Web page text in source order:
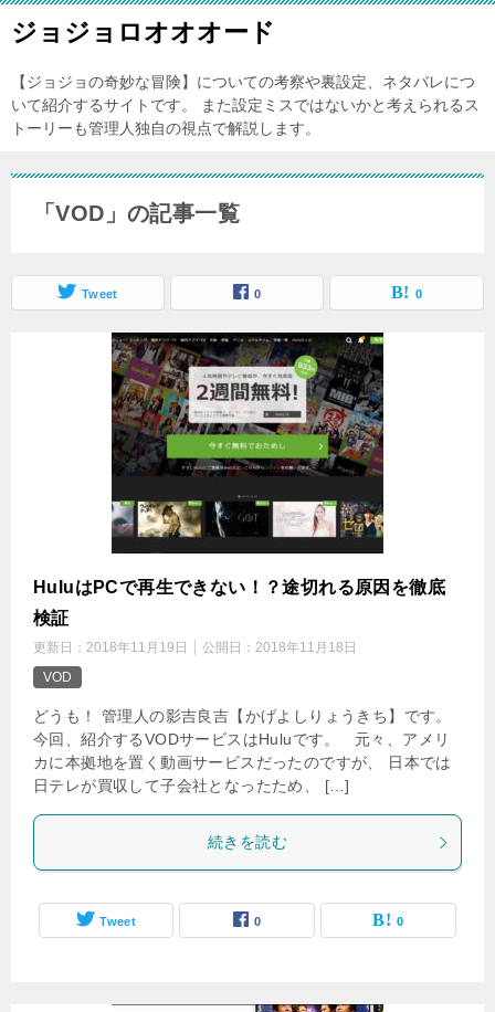
ジョジョロオオオード
【ジョジョの奇妙な冒険】についての考察や裏設定、ネタバレにつ
いて紹介するサイトです。 また設定ミスではないかと考えられるス
トーリーも管理人独自の視点で解説します。
「VOD」の記事一覧
Tweet 0 0
HuluはPCで再生できない！？途切れる原因を徹底
検証
更新日： 2018年11月19日 公開日： 2018年11月18日
VOD
どうも！ 管理人の影吉良吉【かげよしりょうきち】です。
今回、紹介するVODサービスはHuluです。 元々、アメリ
カに本拠地を置く動画サービスだったのですが、 日本では
日テレが買収して子会社となったため、 […]
続きを読む
Tweet 0 0